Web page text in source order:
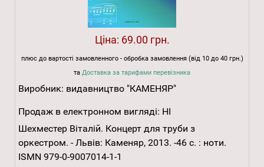
Ціна: 69.00 грн.
плюс до вартості замовленного - обробка замовлення (від 10 до 40 грн.)
та Доставка за тарифами перевізника
Виробник: видавництво "КАМЕНЯР"
Продаж в електронном вигляді: НІ
Шехместер Віталій. Концерт для труби з
оркестром. - Львів: Каменяр, 2013. -46 с. : ноти.
ISMN 979-0-9007014-1-1